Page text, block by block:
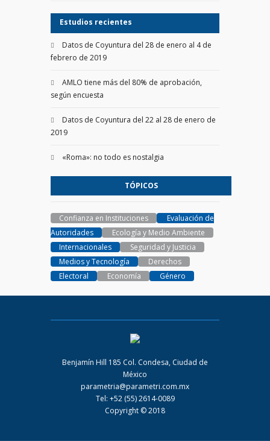
Estudios recientes
Datos de Coyuntura del 28 de enero al 4 de
febrero de 2019
AMLO tiene más del 80% de aprobación,
según encuesta
Datos de Coyuntura del 22 al 28 de enero de
2019
«Roma»: no todo es nostalgia
TÓPICOS
Confianza en Instituciones
Evaluación de
Autoridades
Ecología y Medio Ambiente
Internacionales
Seguridad y Justicia
Medios y Tecnología
Derechos
Electoral
Economía Género
Benjamín Hill 185 Col. Condesa, Ciudad de
México
parametria@parametri.com.mx
Tel: +52 (55) 2614-0089
Copyright © 2018